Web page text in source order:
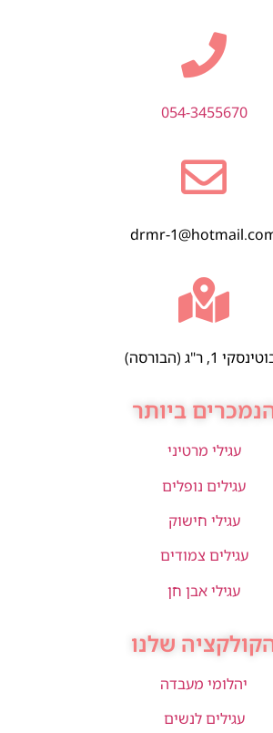
054-3455670
drmr-
1, ר"ג (הבורסה)
ביותר
עגילי מרטיני
עגילים נופלים
עגילי חישוק
עגילים צמודים
עגילי אבן חן
שלנו
יהלומי מעבדה
עגילים לנשים